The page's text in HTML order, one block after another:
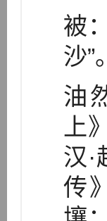
被
沙”
油
上
汉·
传